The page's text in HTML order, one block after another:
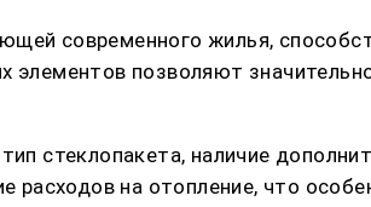
современного жилья,
позволяют
стеклопакета, наличие
расходов на отопление, что